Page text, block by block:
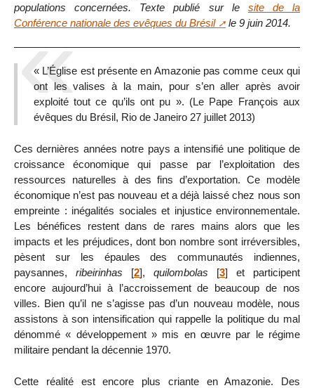
populations concernées. Texte publié sur le site de la
Conférence nationale des evêques du Brésil
le 9 juin 2014.
« L’Église est présente en Amazonie pas comme ceux qui
ont les valises à la main, pour s’en aller après avoir
exploité tout ce qu’ils ont pu ». (Le Pape François aux
évêques du Brésil, Rio de Janeiro 27 juillet 2013)
Ces dernières années notre pays a intensifié une politique de
croissance économique qui passe par l’exploitation des
ressources naturelles à des fins d’exportation. Ce modèle
économique n’est pas nouveau et a déjà laissé chez nous son
empreinte : inégalités sociales et injustice environnementale.
Les bénéfices restent dans de rares mains alors que les
impacts et les préjudices, dont bon nombre sont irréversibles,
pèsent sur les épaules des communautés indiennes,
paysannes, ribeirinhas [2], quilombolas [3] et participent
encore aujourd’hui à l’accroissement de beaucoup de nos
villes. Bien qu’il ne s’agisse pas d’un nouveau modèle, nous
assistons à son intensification qui rappelle la politique du mal
dénommé « développement » mis en œuvre par le régime
militaire pendant la décennie 1970.
Cette réalité est encore plus criante en Amazonie. Des